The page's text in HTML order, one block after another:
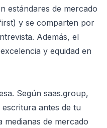
estándares de mercado
y se comparten por
Además, el
y equidad en
Según saas.group,
antes de tu
medianas de mercado